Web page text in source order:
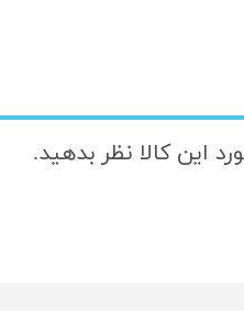
این کالا نظر بدهید.